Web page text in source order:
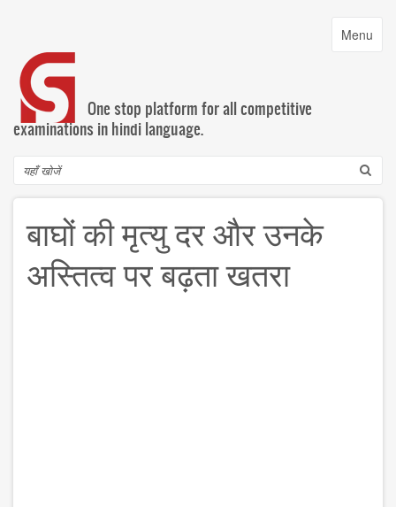
content
Toggle
Menu
One stop platform for all competitive
examinations in hindi language.
Search
बाघों की मृत्यु दर और उनके
अस्तित्व पर बढ़ता खतरा